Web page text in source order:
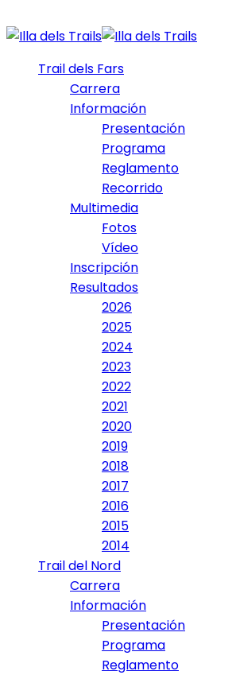
Trail dels Fars
Carrera
Información
Presentación
Programa
Reglamento
Recorrido
Multimedia
Fotos
Vídeo
Inscripción
Resultados
2026
2025
2024
2023
2022
2021
2020
2019
2018
2017
2016
2015
2014
Trail del Nord
Carrera
Información
Presentación
Programa
Reglamento